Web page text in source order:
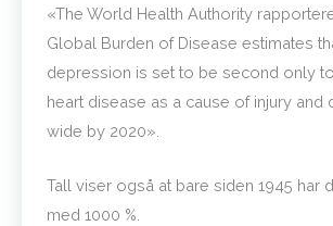
«The World Health Authority
Global Burden of Disease estimates
depression is set to be second only
heart disease as a cause of injury and
wide by 2020».
Tall viser også at bare siden 1945 har
med 1000 %.